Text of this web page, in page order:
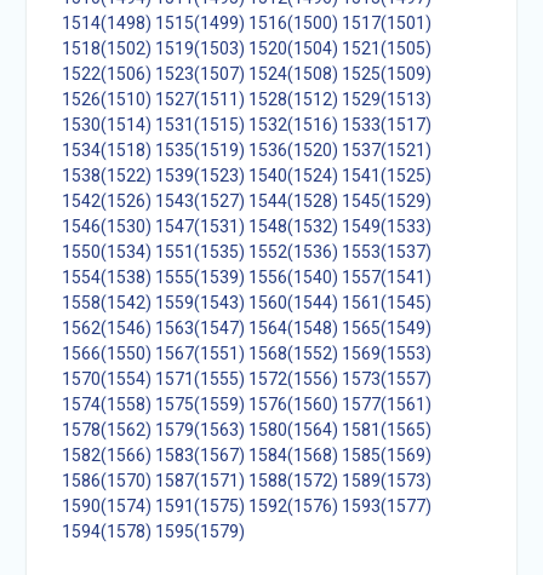
1514(1498) 1515(1499) 1516(1500) 1517(1501)
1518(1502) 1519(1503) 1520(1504) 1521(1505)
1522(1506) 1523(1507) 1524(1508) 1525(1509)
1526(1510) 1527(1511) 1528(1512) 1529(1513)
1530(1514) 1531(1515) 1532(1516) 1533(1517)
1534(1518) 1535(1519) 1536(1520) 1537(1521)
1538(1522) 1539(1523) 1540(1524) 1541(1525)
1542(1526) 1543(1527) 1544(1528) 1545(1529)
1546(1530) 1547(1531) 1548(1532) 1549(1533)
1550(1534) 1551(1535) 1552(1536) 1553(1537)
1554(1538) 1555(1539) 1556(1540) 1557(1541)
1558(1542) 1559(1543) 1560(1544) 1561(1545)
1562(1546) 1563(1547) 1564(1548) 1565(1549)
1566(1550) 1567(1551) 1568(1552) 1569(1553)
1570(1554) 1571(1555) 1572(1556) 1573(1557)
1574(1558) 1575(1559) 1576(1560) 1577(1561)
1578(1562) 1579(1563) 1580(1564) 1581(1565)
1582(1566) 1583(1567) 1584(1568) 1585(1569)
1586(1570) 1587(1571) 1588(1572) 1589(1573)
1590(1574) 1591(1575) 1592(1576) 1593(1577)
1594(1578) 1595(1579)